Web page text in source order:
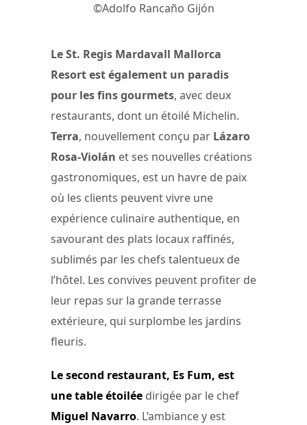
©Adolfo Rancaño Gijón
Le St. Regis Mardavall Mallorca
Resort est également un paradis
pour les fins gourmets, avec deux
restaurants, dont un étoilé Michelin.
Terra, nouvellement conçu par Lázaro
Rosa-Violán et ses nouvelles créations
gastronomiques, est un havre de paix
où les clients peuvent vivre une
expérience culinaire authentique, en
savourant des plats locaux raffinés,
sublimés par les chefs talentueux de
l’hôtel. Les convives peuvent profiter de
leur repas sur la grande terrasse
extérieure, qui surplombe les jardins
fleuris.
Le second restaurant, Es Fum, est
une table étoilée dirigée par le chef
Miguel Navarro. L’ambiance y est